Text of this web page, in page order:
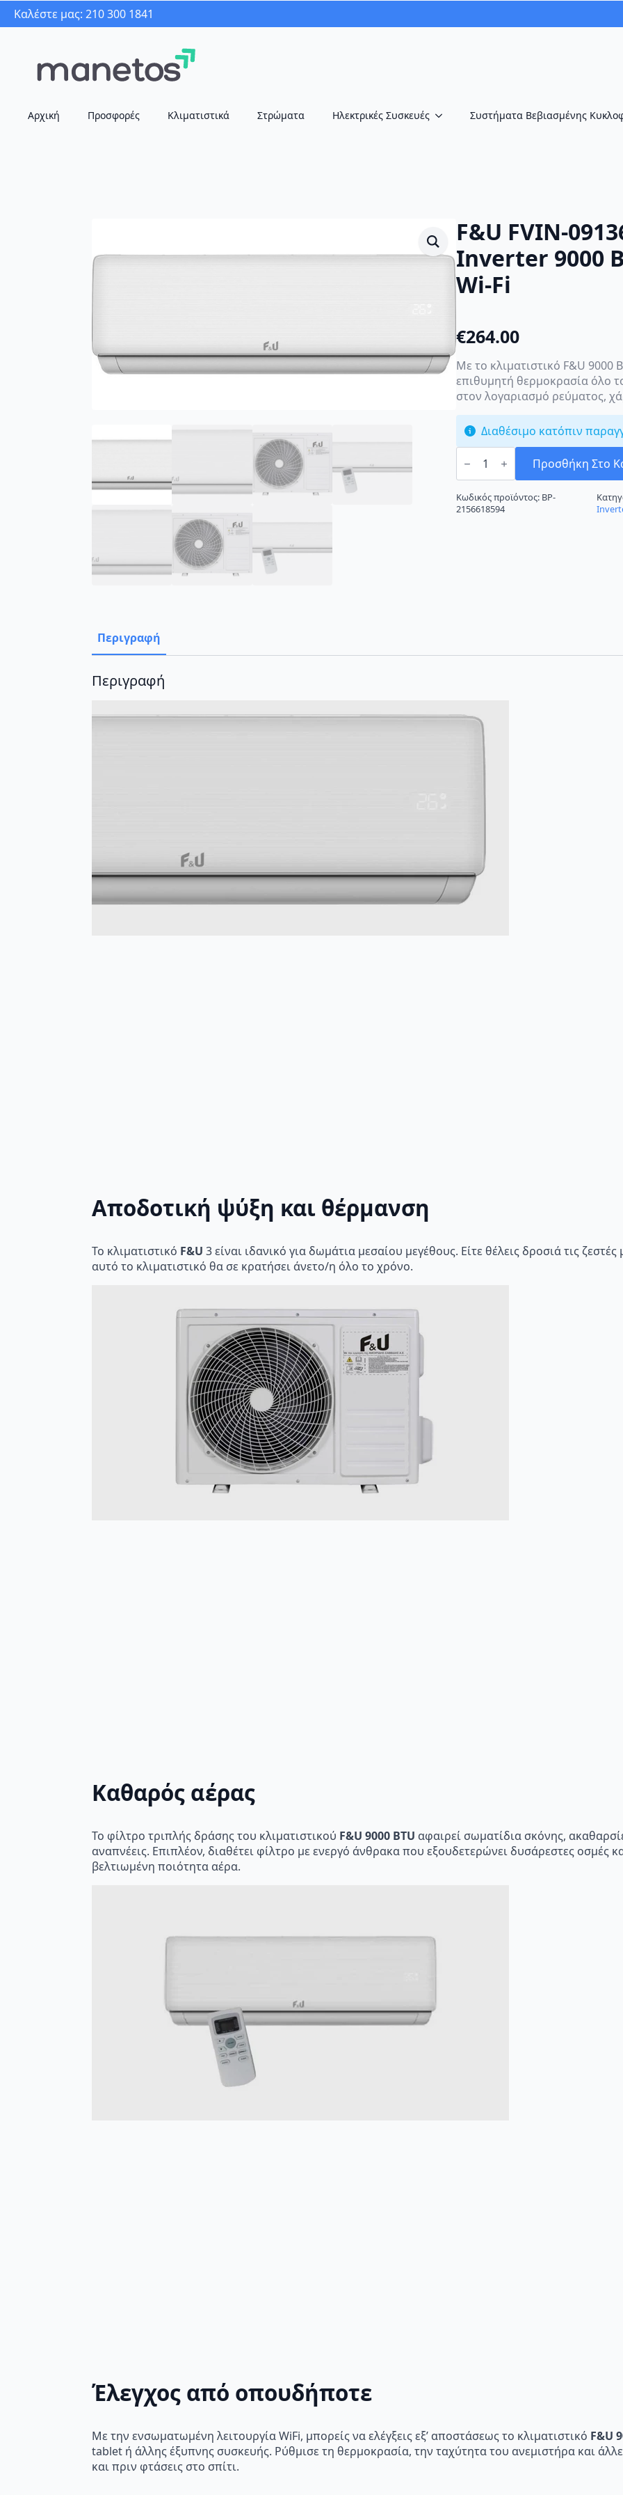
Καλέστε μας: 210 300 1841
Αρχική Προσφορές Κλιματιστικά Στρώματα Ηλεκτρικές Συσκευές Συστήματα Βεβιασμένης
F&U FVIN-
Inverter 9000
Wi-Fi
€264.00
Με το κλιματιστικό F&U 9000
επιθυμητή θερμοκρασία όλο
στον λογαριασμό ρεύματος,
Διαθέσιμο κατόπιν
F&U
FVIN-
Κλιματιστικό
Inverter
9000
Προσθήκη Στο
Κωδικός προϊόντος: BP-
2156618594
Περιγραφή
Περιγραφή
Αποδοτική ψύξη και θέρμανση
Το κλιματιστικό F&U 3 είναι ιδανικό για δωμάτια μεσαίου μεγέθους. Είτε θέλεις δροσιά τις ζεστές
αυτό το κλιματιστικό θα σε κρατήσει άνετο/η όλο το χρόνο.
Καθαρός αέρας
Το φίλτρο τριπλής δράσης του κλιματιστικού F&U 9000 BTU αφαιρεί σωματίδια σκόνης,
αναπνέεις. Επιπλέον, διαθέτει φίλτρο με ενεργό άνθρακα που εξουδετερώνει δυσάρεστες οσμές
βελτιωμένη ποιότητα αέρα.
Έλεγχος από οπουδήποτε
Με την ενσωματωμένη λειτουργία WiFi, μπορείς να ελέγξεις εξ’ αποστάσεως το κλιματιστικό F&U
tablet ή άλλης έξυπνης συσκευής. Ρύθμισε τη θερμοκρασία, την ταχύτητα του ανεμιστήρα και
και πριν φτάσεις στο σπίτι.